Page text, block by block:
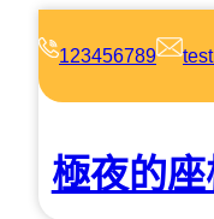
123456789
極夜的座